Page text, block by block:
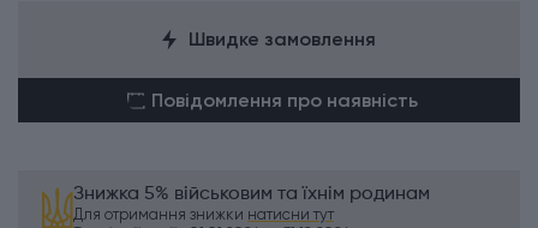
Швидке замовлення
Повідомлення про наявність
Знижка 5% військовим та їхнім родинам
Для отримання знижки натисни тут